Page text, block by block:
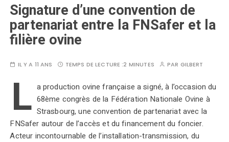
Signature d’une convention de
partenariat entre la FNSafer et la
filière ovine
IL Y A 11 ANS TEMPS DE LECTURE :2 MINUTES PAR GILBERT
L a production ovine française a signé, à l’occasion du
68ème congrès de la Fédération Nationale Ovine à
Strasbourg, une convention de partenariat avec la
FNSafer autour de l’accès et du financement du foncier.
Acteur incontournable de l’installation-transmission, du